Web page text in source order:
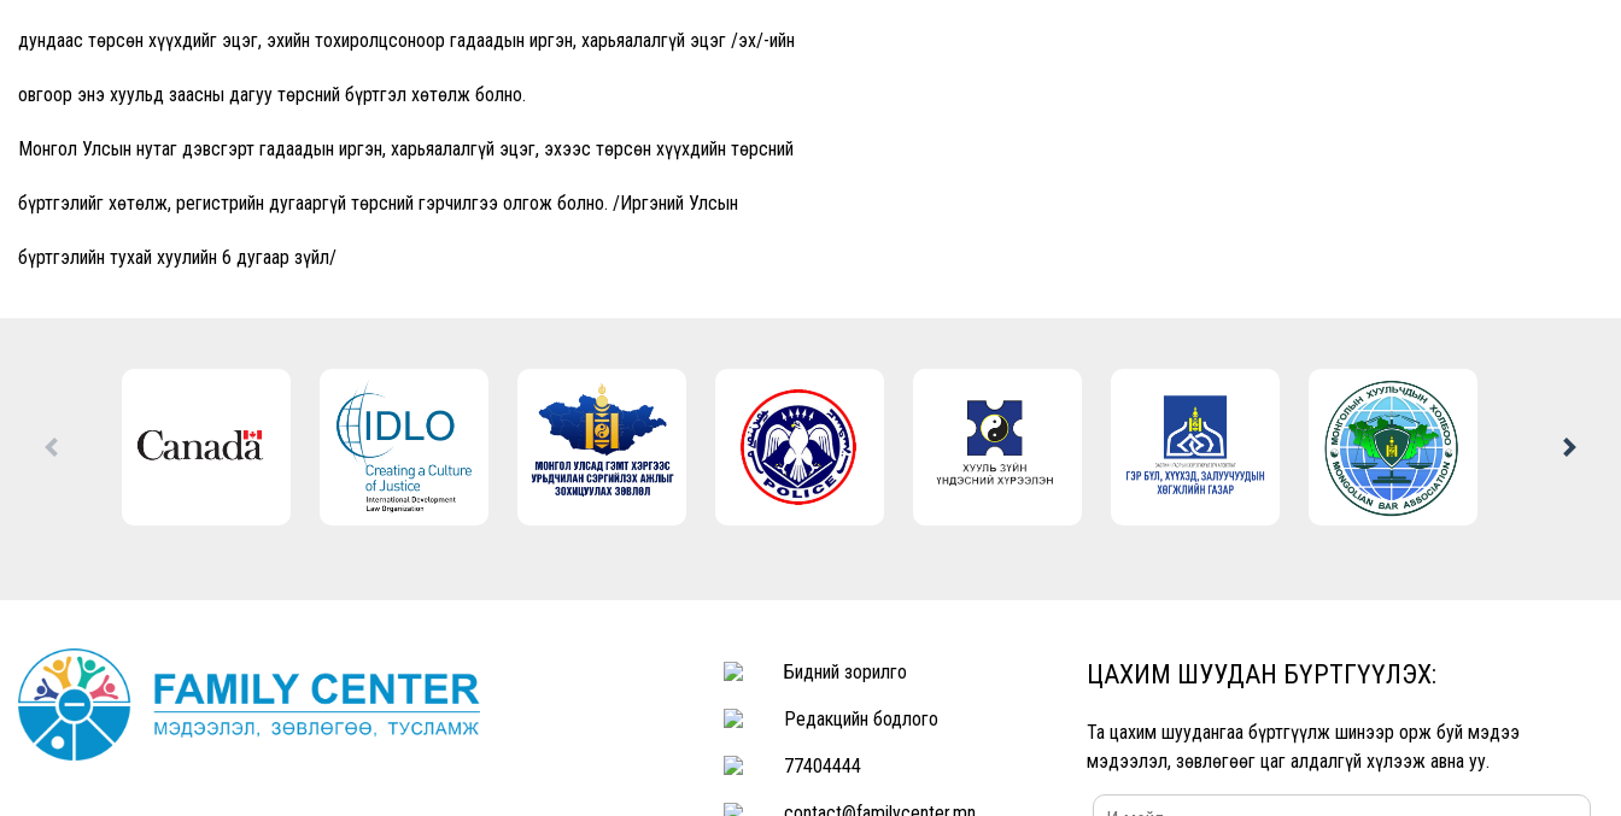
дундаас төрсөн хүүхдийг эцэг, эхийн тохиролцсоноор гадаадын иргэн, харьяалалгүй эцэг /эх/-ийн
овгоор энэ хуульд заасны дагуу төрсний бүртгэл хөтөлж болно.
Монгол Улсын нутаг дэвсгэрт гадаадын иргэн, харьяалалгүй эцэг, эхээс төрсөн хүүхдийн төрсний
бүртгэлийг хөтөлж, регистрийн дугааргүй төрсний гэрчилгээ олгож болно. /Иргэний Улсын
бүртгэлийн тухай хуулийн 6 дугаар зүйл/
Бидний зорилго
Редакцийн бодлого
77404444
ЦАХИМ ШУУДАН БҮРТГҮҮЛЭХ:
Та цахим шуудангаа бүртгүүлж шинээр орж буй мэдээ
мэдээлэл, зөвлөгөөг цаг алдалгүй хүлээж авна уу.